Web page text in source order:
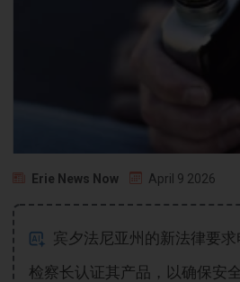
Erie News Now April 9 2026
宾夕法尼亚州的新法律要
检察长认证其产品，以确保安